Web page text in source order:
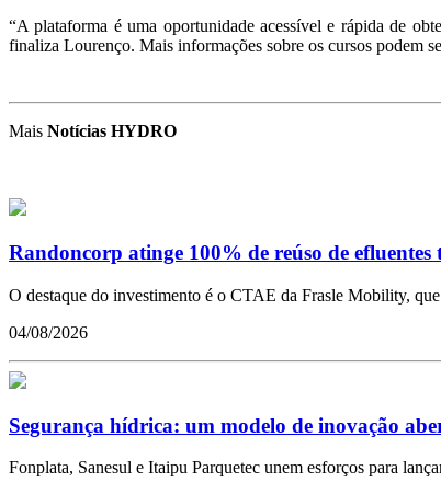
“A plataforma é uma oportunidade acessível e rápida de
finaliza Lourenço. Mais informações sobre os cursos podem
Mais Notícias HYDRO
Randoncorp atinge 100% de reúso de
O destaque do investimento é o CTAE da Frasle Mobility,
04/08/2026
Segurança hídrica: um modelo de inovação
Fonplata, Sanesul e Itaipu Parquetec unem esforços para